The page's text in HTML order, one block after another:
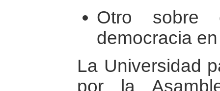
Otro
democracia
La Universidad
por la